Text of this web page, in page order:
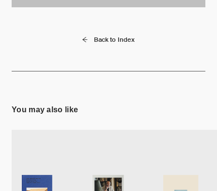
Back to Index
You may also like